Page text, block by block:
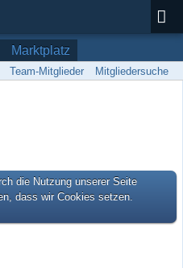
Marktplatz
Team-Mitglieder Mitgliedersuche
die Nutzung unserer Seite
dass wir Cookies setzen.